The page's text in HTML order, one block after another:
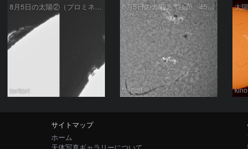
8月5日の太陽②（プロミネンス北東縁 ）
toritori
8月5日の太陽➂（西面 4502 C1.7フレア ）
toritori
太
kino
サイトマップ
ホーム
天体写真ギャラリーについて